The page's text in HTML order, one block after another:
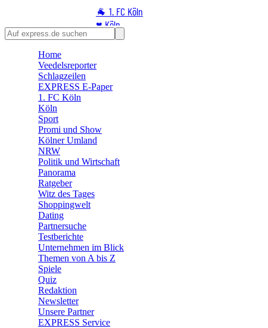
🐐 1. FC Köln
♥️ Köln
⭐ Promi
🛒 Shoppingwelt
🧩 Spiele
Home
Veedelsreporter
Schlagzeilen
EXPRESS E-Paper
1. FC Köln
Köln
Sport
Promi und Show
Kölner Umland
NRW
Politik und Wirtschaft
Panorama
Ratgeber
Witz des Tages
Shoppingwelt
Dating
Partnersuche
Testberichte
Unternehmen im Blick
Themen von A bis Z
Spiele
Quiz
Redaktion
Newsletter
Unsere Partner
EXPRESS Service